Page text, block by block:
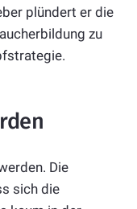
plündert er die
zu
Die
sich die